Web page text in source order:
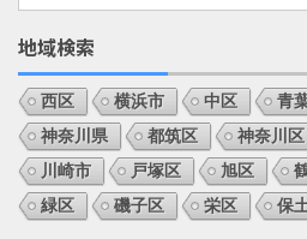
地域検索
西区 横浜市 中区 青
神奈川県
都筑区 神奈川区
川崎市
戸塚区 旭区
緑区
磯子区 栄区 保